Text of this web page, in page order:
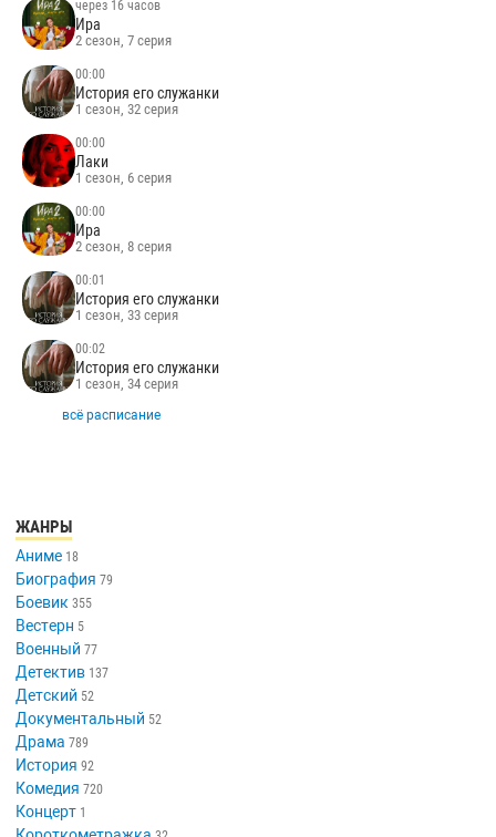
через 16 часов
Ира
2 сезон, 7 серия
00:00
История его служанки
1 сезон, 32 серия
00:00
Лаки
1 сезон, 6 серия
00:00
Ира
2 сезон, 8 серия
00:01
История его служанки
1 сезон, 33 серия
00:02
История его служанки
1 сезон, 34 серия
всё расписание
ЖАНРЫ
Аниме 18
Биография 79
Боевик 355
Вестерн 5
Военный 77
Детектив 137
Детский 52
Документальный 52
Драма 789
История 92
Комедия 720
Концерт 1